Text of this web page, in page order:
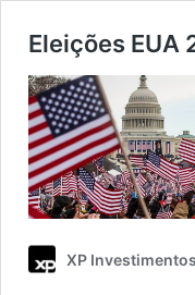
Eleições
XP Investimentos